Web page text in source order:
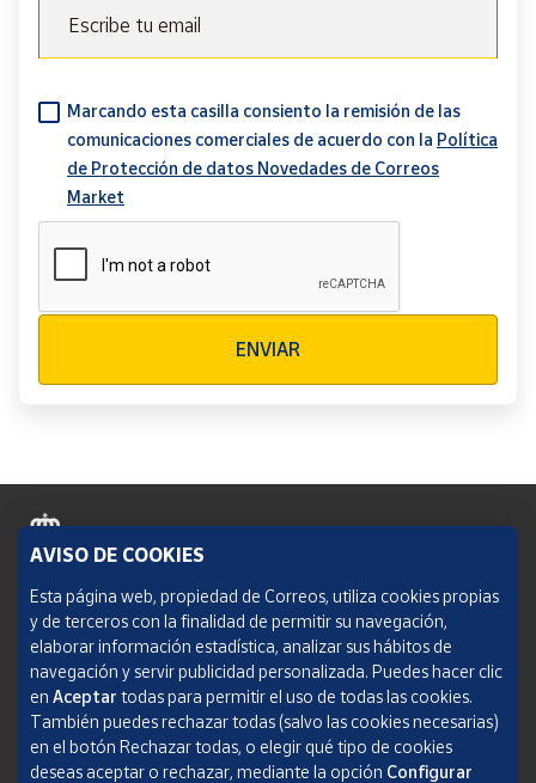
Escribe tu email
Marcando esta casilla consiento la remisión de las
comunicaciones comerciales de acuerdo con la Política
de Protección de datos Novedades de Correos
Market
ENVIAR
Política de cookies
Aviso legal
Condiciones del servicio
Política de Privacidad Web
AVISO DE COOKIES
Esta página web, propiedad de Correos, utiliza cookies propias
y de terceros con la finalidad de permitir su navegación,
elaborar información estadística, analizar sus hábitos de
navegación y servir publicidad personalizada. Puedes hacer clic
en Aceptar todas para permitir el uso de todas las cookies.
También puedes rechazar todas (salvo las cookies necesarias)
en el botón Rechazar todas, o elegir qué tipo de cookies
deseas aceptar o rechazar, mediante la opción Configurar